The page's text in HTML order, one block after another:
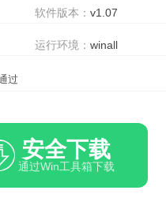
软件版本：v1.07
运行环境：winall
过
安全下载
通过Win工具箱下载